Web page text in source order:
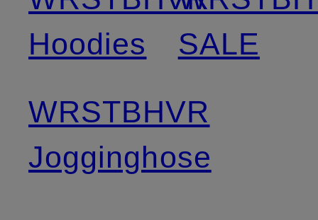
Hoodies
WRSTBHVR
Jogginghose
SALE